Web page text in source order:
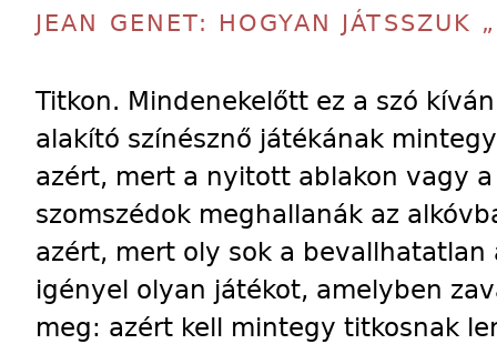
JEAN GENET: HOGYAN JÁTSSZUK
Titkon. Mindenekelőtt ez a szó
alakító színésznő játékának
azért, mert a nyitott ablakon vagy
szomszédok meghallanák az
azért, mert oly sok a bevallhatatlan
igényel olyan játékot, amelyben
meg: azért kell mintegy titkosnak